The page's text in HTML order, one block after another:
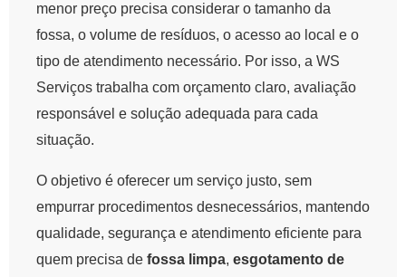
menor preço precisa considerar o tamanho da
fossa, o volume de resíduos, o acesso ao local e o
tipo de atendimento necessário. Por isso, a WS
Serviços trabalha com orçamento claro, avaliação
responsável e solução adequada para cada
situação.
O objetivo é oferecer um serviço justo, sem
empurrar procedimentos desnecessários, mantendo
qualidade, segurança e atendimento eficiente para
quem precisa de fossa limpa, esgotamento de